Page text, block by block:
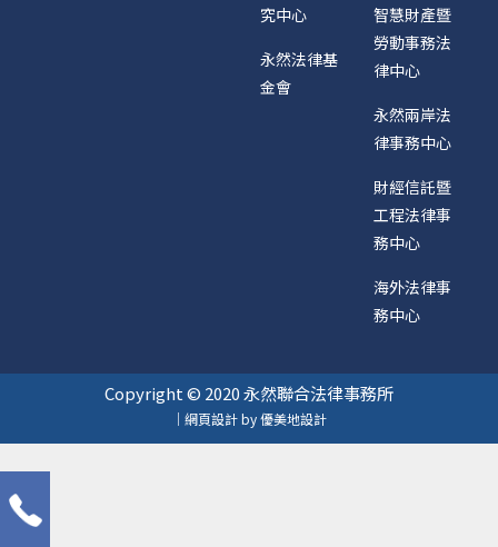
究中心
永然法律基
金會
智慧財產暨
勞動事務法
律中心
永然兩岸法
律事務中心
財經信託暨
工程法律事
務中心
海外法律事
務中心
Copyright © 2020 永然聯合法律事務所
｜網頁設計 by 優美地設計